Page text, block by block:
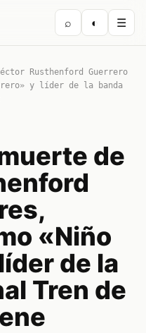
⌕ ◐ ☰
Rusthenford Guerrero
y líder de la banda
de
«Niño
de la
Tren de